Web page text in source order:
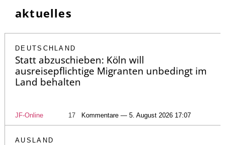
aktuelles
DEUTSCHLAND
Statt abzuschieben: Köln will
ausreisepflichtige Migranten unbedingt im
Land behalten
JF-Online 17 Kommentare — 5. August 2026 17:07
AUSLAND